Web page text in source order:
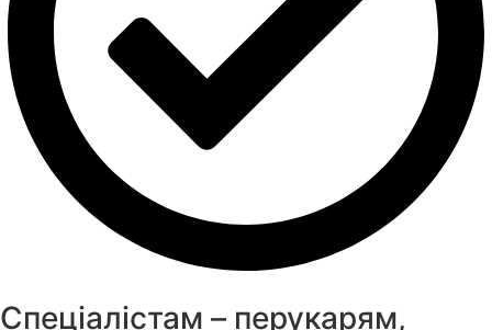
Спеціалістам – перукарям,